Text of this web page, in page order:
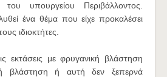
υπουργείου Περιβάλλοντος.
λυθεί ένα θέμα που είχε προκαλέσει
ιδιοκτήτες.
εκτάσεις με φρυγανική βλάστηση
βλάστηση ή αυτή δεν ξεπερνά